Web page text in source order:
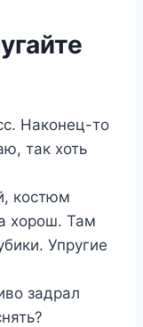
Наконец-то
так хоть
костюм
хорош. Там
Упругие
задрал